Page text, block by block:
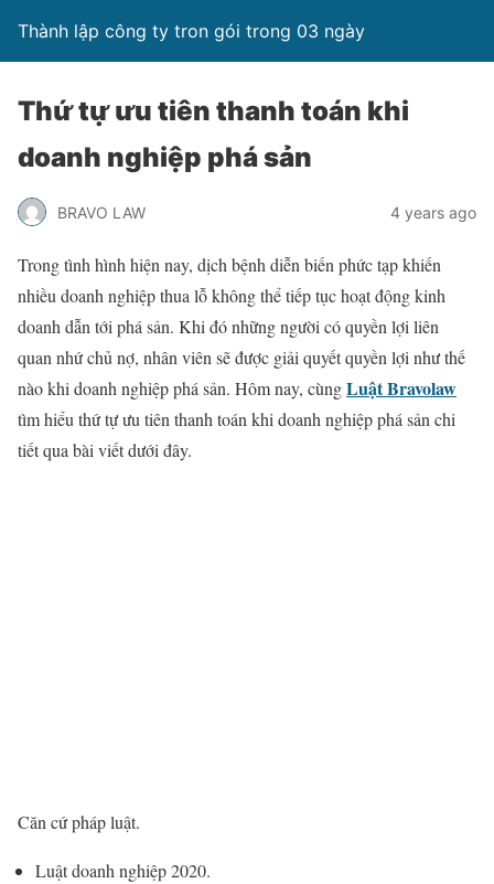
Thành lập công ty tron gói trong 03 ngày
Thứ tự ưu tiên thanh toán khi
doanh nghiệp phá sản
BRAVO LAW 4 years ago
Trong tình hình hiện nay, dịch bệnh diễn biến phức tạp khiến
nhiều doanh nghiệp thua lỗ không thể tiếp tục hoạt động kinh
doanh dẫn tới phá sản. Khi đó những người có quyền lợi liên
quan nhứ chủ nợ, nhân viên sẽ được giải quyết quyền lợi như thế
nào khi doanh nghiệp phá sản. Hôm nay, cùngLuật Bravolaw
tìm hiểu thứ tự ưu tiên thanh toán khi doanh nghiệp phá sản chi
tiết qua bài viết dưới đây.
Căn cứ pháp luật.
Luật doanh nghiệp 2020.